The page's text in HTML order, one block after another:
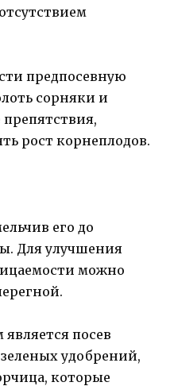
предпосевную
сорняки и
рост корнеплодов.
его до
Для улучшения
можно
посев
удобрений,
которые